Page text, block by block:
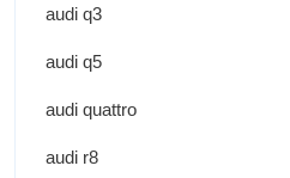
audi q3
audi q5
audi quattro
audi r8